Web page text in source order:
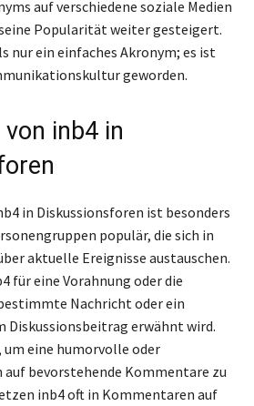
auf verschiedene soziale Medien
Popularität weiter gesteigert.
nur ein einfaches Akronym; es ist
geworden.
inb4 in
in Diskussionsforen ist besonders
populär, die sich in
aktuelle Ereignisse austauschen.
für eine Vorahnung oder die
Nachricht oder ein
Diskussionsbeitrag erwähnt wird.
um eine humorvolle oder
bevorstehende Kommentare zu
inb4 oft in Kommentaren auf